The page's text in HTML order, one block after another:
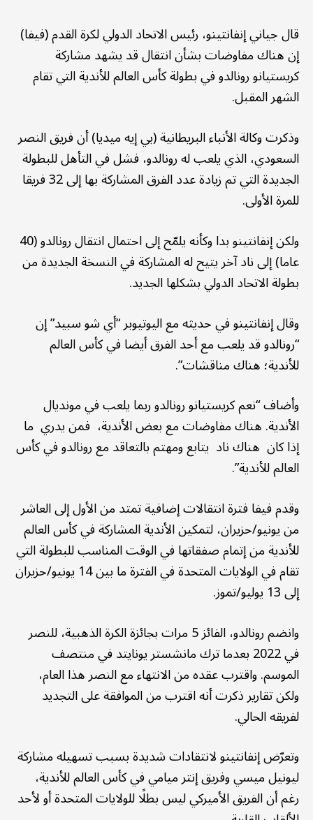
قال جياني إنفانتينو، رئيس الاتحاد الدولي لكرة القدم (فيفا)
إن هناك مفاوضات بشأن انتقال قد يشهد مشاركة
كريستيانو رونالدو في بطولة كأس العالم للأندية التي تقام
الشهر المقبل.
وذكرت وكالة الأنباء البريطانية (بي إيه ميديا) أن فريق النصر
السعودي، الذي يلعب له رونالدو، فشل في التأهل للبطولة
الجديدة التي تم زيادة عدد الفرق المشاركة بها إلى 32 فريقا
للمرة الأولى.
ولكن إنفانتينو بدا وكأنه يلمّح إلى احتمال انتقال رونالدو (40
عاما) إلى ناد آخر يتيح له المشاركة في النسخة الجديدة من
بطولة الاتحاد الدولي بشكلها الجديد.
وقال إنفانتينو في حديثه مع اليوتيوبر “أي شو سبيد” إن
“رونالدو قد يلعب مع أحد الفرق أيضا في كأس العالم
للأندية؛ هناك مناقشات”.
وأضاف “نعم كريستيانو رونالدو ربما يلعب في مونديال
الأندية. هناك مفاوضات مع بعض الأندية، فمن يدري ما
إذا كان هناك ناد يتابع ومهتم بالتعاقد مع رونالدو في كأس
العالم للأندية”.
وقدم فيفا فترة انتقالات إضافية تمتد من الأول إلى العاشر
من يونيو/حزيران، لتمكين الأندية المشاركة في كأس العالم
للأندية من إتمام صفقاتها في الوقت المناسب للبطولة التي
تقام في الولايات المتحدة في الفترة ما بين 14 يونيو/حزيران
إلى 13 يوليو/تموز.
وانضم رونالدو، الفائز 5 مرات بجائزة الكرة الذهبية، للنصر
في 2022 بعدما ترك مانشستر يونايتد في منتصف
الموسم. واقترب عقده من الانتهاء مع النصر هذا العام،
ولكن تقارير ذكرت أنه اقترب من الموافقة على التجديد
لفريقه الحالي.
وتعرّض إنفانتينو لانتقادات شديدة بسبب تسهيله مشاركة
ليونيل ميسي وفريق إنتر ميامي في كأس العالم للأندية،
رغم أن الفريق الأميركي ليس بطلًا للولايات المتحدة أو لأحد